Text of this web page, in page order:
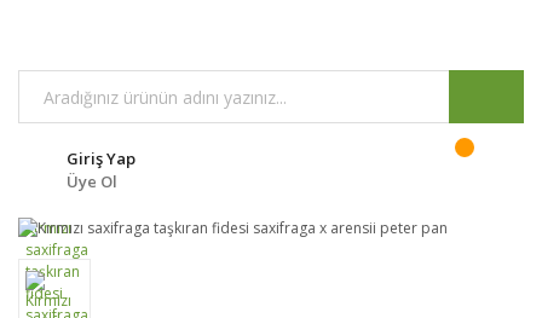
Giriş Yap
Üye Ol